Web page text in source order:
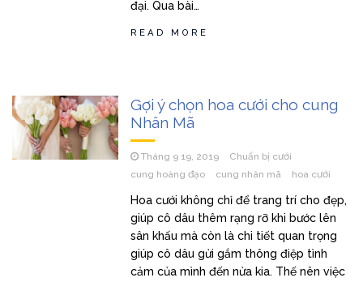
đại. Qua bài…
READ MORE
Gợi ý chọn hoa cưới cho cung
Nhân Mã
Tháng 9 19, 2019
Chuẩn bị cưới
cung hoàng đạo
cung nhân mã hoa cưới
Hoa cưới không chỉ để trang trí cho đẹp,
giúp cô dâu thêm rạng rỡ khi bước lên
sân khấu mà còn là chi tiết quan trọng
giúp cô dâu gửi gắm thông điệp tình
cảm của mình đến nửa kia. Thế nên việc